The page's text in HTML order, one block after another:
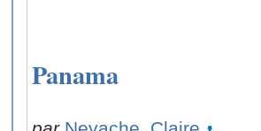
Panama